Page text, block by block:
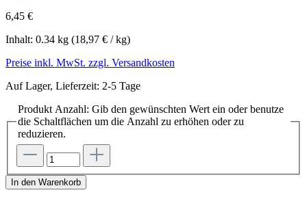
6,45 €
Inhalt: 0.34 kg (18,97 € / kg)
Preise inkl. MwSt. zzgl. Versandkosten
Auf Lager, Lieferzeit: 2-5 Tage
Produkt Anzahl: Gib den gewünschten Wert ein oder benutze
die Schaltflächen um die Anzahl zu erhöhen oder zu
reduzieren.
In den Warenkorb